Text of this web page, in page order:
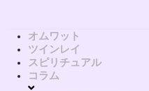
オムワット
ツインレイ
スピリチュアル
コラム